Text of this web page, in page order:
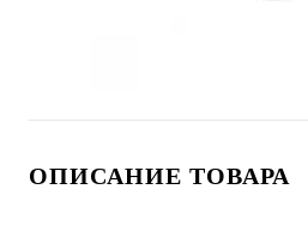
ОПИСАНИЕ ТОВАРА